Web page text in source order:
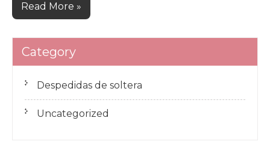
Read More »
Category
Despedidas de soltera
Uncategorized